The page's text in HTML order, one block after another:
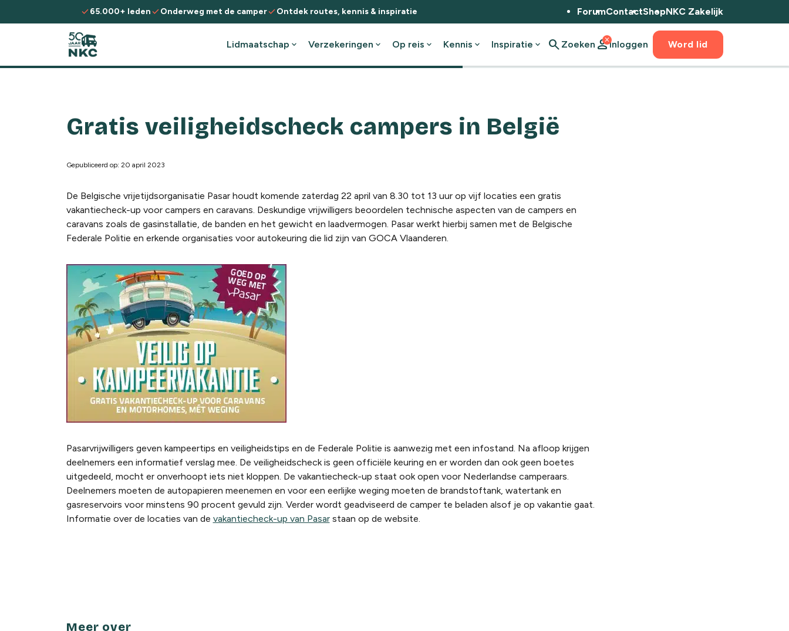
Spring naar de inhoud
check65.000+ ledencheckOnderweg met de campercheckOntdek routes, kennis & inspiratie ForumContactShopNKC Zakelijk
Lidmaatschap expand_more Verzekeringen expand_more Op reis expand_more Kennis expand_more Inspiratie expand_more search Zoeken person
closeInloggen Word lid
Gratis veiligheidscheck campers in België
Gepubliceerd op: 20 april 2023
De Belgische vrijetijdsorganisatie Pasar houdt komende zaterdag 22 april van 8.30 tot 13 uur op vijf locaties een gratis
vakantiecheck-up voor campers en caravans. Deskundige vrijwilligers beoordelen technische aspecten van de campers en
caravans zoals de gasinstallatie, de banden en het gewicht en laadvermogen. Pasar werkt hierbij samen met de Belgische
Federale Politie en erkende organisaties voor autokeuring die lid zijn van GOCA Vlaanderen.
Pasarvrijwilligers geven kampeertips en veiligheidstips en de Federale Politie is aanwezig met een infostand. Na afloop krijgen
deelnemers een informatief verslag mee. De veiligheidscheck is geen officiële keuring en er worden dan ook geen boetes
uitgedeeld, mocht er onverhoopt iets niet kloppen. De vakantiecheck-up staat ook open voor Nederlandse camperaars.
Deelnemers moeten de autopapieren meenemen en voor een eerlijke weging moeten de brandstoftank, watertank en
gasreservoirs voor minstens 90 procent gevuld zijn. Verder wordt geadviseerd de camper te beladen alsof je op vakantie gaat.
Informatie over de locaties van de vakantiecheck-up van Pasarstaan op de website.
Meer over